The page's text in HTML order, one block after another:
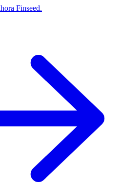
Finseed.